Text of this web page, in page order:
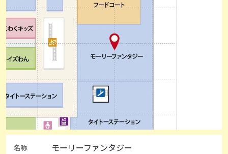
名称 モーリーファンタジー